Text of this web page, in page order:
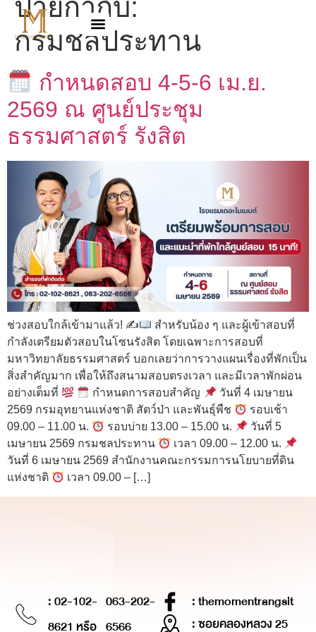
ป้ายกำกับ:
กรมชลประทาน
กำหนดสอบ 4-5-6 เม.ย.
2569 ณ ศูนย์ประชุม
ธรรมศาสตร์ รังสิต
ช่วงสอบใกล้เข้ามาแล้ว! ✍
สำหรับน้อง ๆ และผู้เข้าสอบที่
กำลังเตรียมตัวสอบในโซนรังสิต โดยเฉพาะการสอบที่
มหาวิทยาลัยธรรมศาสตร์ บอกเลยว่าการวางแผนเรื่องที่พักเป็น
สิ่งสำคัญมาก เพื่อให้ถึงสนามสอบตรงเวลา และมีเวลาพักผ่อน
อย่างเต็มที่
กำหนดการสอบสำคัญ
วันที่ 4 เมษายน
2569 กรมอุทยานแห่งชาติ สัตว์ป่า และพันธุ์พืช
รอบเช้า
09.00 – 11.00 น.
รอบบ่าย 13.00 – 15.00 น.
วันที่ 5
เมษายน 2569 กรมชลประทาน
เวลา 09.00 – 12.00 น.
วันที่ 6 เมษายน 2569 สำนักงานคณะกรรมการนโยบายที่ดิน
แห่งชาติ
เวลา 09.00 – […]
: 02-102-
8621 หรือ
063-202-
6566
: themomentrangsit
: ซอยคลองหลวง 25